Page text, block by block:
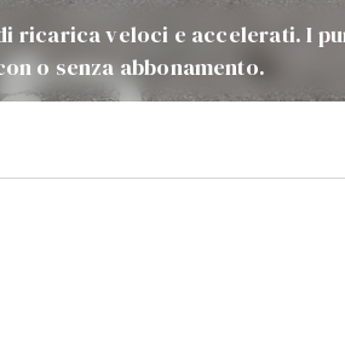
ricarica veloci e accelerati. I
o senza abbonamento.